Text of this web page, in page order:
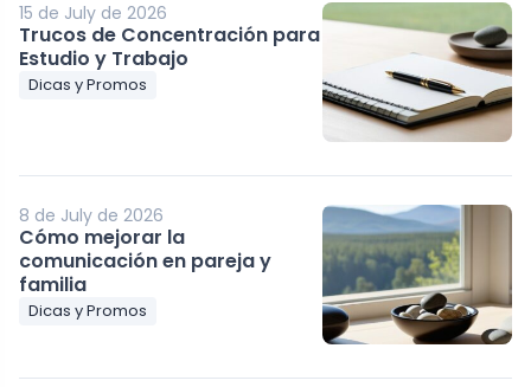
15 de July de 2026
Trucos de Concentración para
Estudio y Trabajo
Dicas y Promos
8 de July de 2026
Cómo mejorar la
comunicación en pareja y
familia
Dicas y Promos